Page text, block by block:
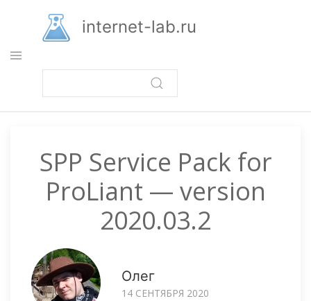
основному
содержанию
internet-lab.ru
SPP Service Pack for
ProLiant — version
2020.03.2
Олег
14 СЕНТЯБРЯ 2020